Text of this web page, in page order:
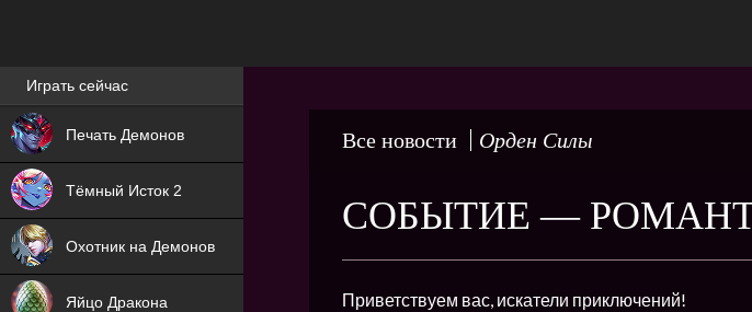
Все новости Орден Силы
СОБЫТИЕ —
Приветствуем вас, искатели приключений!
Лучшие игры онлайн
Играть сейчас
Печать Демонов
NEW
Тёмный Исток 2
NEW
Охотник на Демонов
ХИТ
Яйцо Дракона
NEW